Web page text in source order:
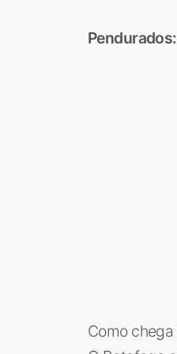
Pendurados:
Como